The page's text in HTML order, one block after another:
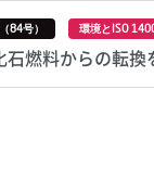
84号） 環境とISO
燃料からの転換